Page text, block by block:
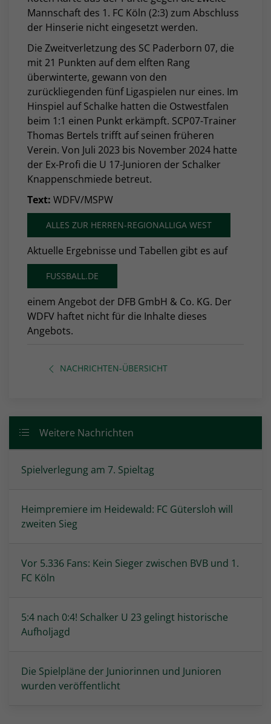
Mannschaft des 1. FC Köln (2:3) zum Abschluss
der Hinserie nicht eingesetzt werden.
Die Zweitverletzung des SC Paderborn 07, die
mit 21 Punkten auf dem elften Rang
überwinterte, gewann von den
zurückliegenden fünf Ligaspielen nur eines. Im
Hinspiel auf Schalke hatten die Ostwestfalen
beim 1:1 einen Punkt erkämpft. SCP07-Trainer
Thomas Bertels trifft auf seinen früheren
Verein. Von Juli 2023 bis November 2024 hatte
der Ex-Profi die U 17-Junioren der Schalker
Knappenschmiede betreut.
Text: WDFV/MSPW
ALLES ZUR HERREN-REGIONALLIGA WEST
Aktuelle Ergebnisse und Tabellen gibt es auf
FUSSBALL.DE
einem Angebot der DFB GmbH & Co. KG. Der
WDFV haftet nicht für die Inhalte dieses
Angebots.
NACHRICHTEN-ÜBERSICHT
Weitere Nachrichten
Spielverlegung am 7. Spieltag
Heimpremiere im Heidewald: FC Gütersloh will
zweiten Sieg
Vor 5.336 Fans: Kein Sieger zwischen BVB und 1.
FC Köln
5:4 nach 0:4! Schalker U 23 gelingt historische
Aufholjagd
Die Spielpläne der Juniorinnen und Junioren
wurden veröffentlicht